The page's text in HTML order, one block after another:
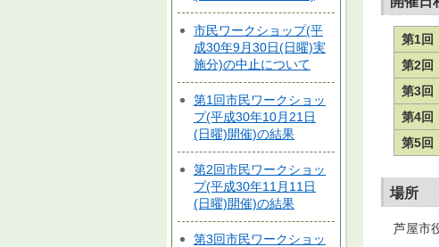
市民ワークショップ(平
成30年9月30日(日曜)実
施分)の中止について
第1回市民ワークショッ
プ(平成30年10月21日
(日曜)開催)の結果
第2回市民ワークショッ
プ(平成30年11月11日
(日曜)開催)の結果
第3回市民ワークショッ
第1回
第2回
第3回
第4回
第5回
場所
芦屋市